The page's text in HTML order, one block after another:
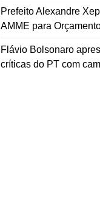
Prefeito Alexandre
AMME para
Flávio Bolsonaro
críticas do PT com